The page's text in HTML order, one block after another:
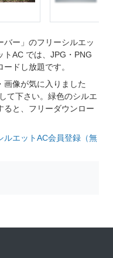
バー」のフリーシルエッ
トAC では、JPG・PNG
ドし放題です。
画像が気に入りました
して下さい。緑色のシルエ
ると、フリーダウンロー
ルエットAC会員登録（無